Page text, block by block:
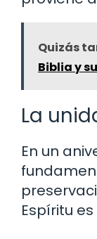
Quizás
Biblia y
La
En un
Espíritu